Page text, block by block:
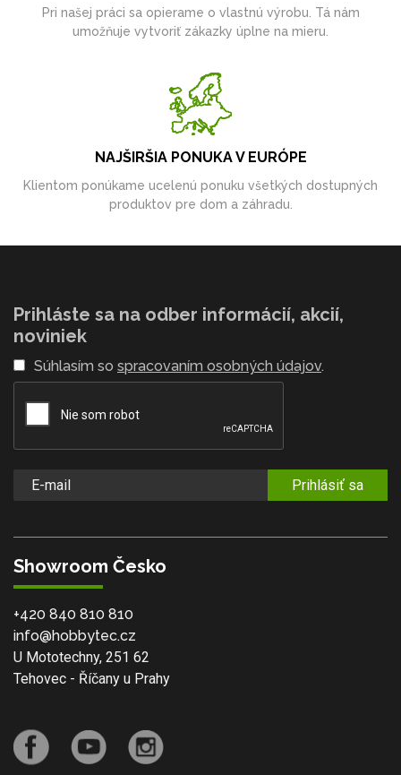
Pri našej práci sa opierame o vlastnú výrobu. Tá nám
umožňuje vytvoriť zákazky úplne na mieru.
NAJŠIRŠIA PONUKA V EURÓPE
Klientom ponúkame ucelenú ponuku všetkých dostupných
produktov pre dom a záhradu.
Prihláste sa na odber informácií, akcií,
noviniek
Súhlasím so spracovaním osobných údajov.
Prihlásiť sa
Showroom Česko
+420 840 810 810
info@hobbytec.cz
U Mototechny, 251 62
Tehovec - Říčany u Prahy